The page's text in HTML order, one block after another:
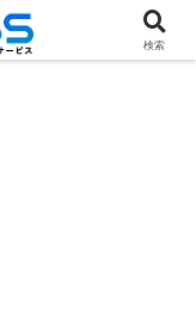
検索